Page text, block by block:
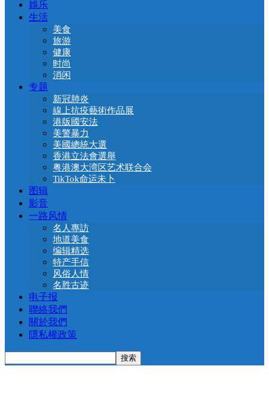
娛乐
生活
美食
旅游
健康
时尚
消闲
专题
新冠肺炎
線上抗疫藝術作品展
港版國安法
美警暴力
美國總統大選
香港立法會選舉
粤港澳大湾区艺术联合会
TikTok命运未卜
图辑
影音
一路风情
名人專訪
地道美食
编辑精选
特产手信
风俗人情
名胜古迹
电子报
聯絡我們
關於我們
隱私權政策